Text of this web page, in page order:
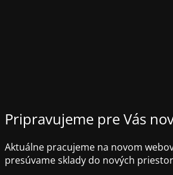
Pripravujeme pre Vás
Aktuálne pracujeme na novom
presúvame sklady do nových